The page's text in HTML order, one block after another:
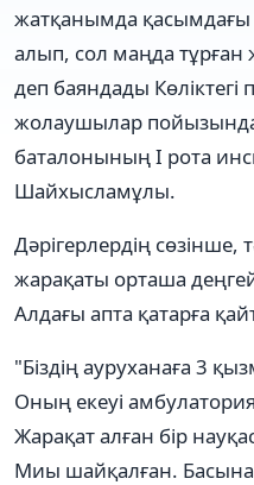
жатқанымда қасымдағы
алып, сол маңда тұрған
деп баяндады Көліктегі
жолаушылар
баталонының І рота
Шайхысламұлы.
Дәрігерлердің
жарақаты орташа
Алдағы апта қатарға
"Біздің ауруханаға 3
Оның екеуі
Жарақат алған бір
Миы шайқалған.